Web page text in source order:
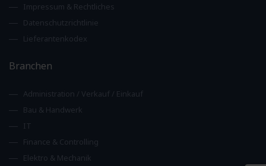
Impressum & Rechtliches
Datenschutzrichtlinie
Lieferantenkodex
Branchen
Administration / Verkauf / Einkauf
Bau & Handwerk
IT
Finance & Controlling
Elektro & Mechanik